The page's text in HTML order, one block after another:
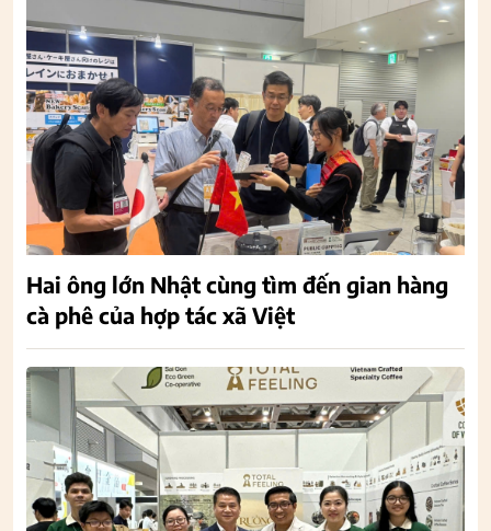
Hai ông lớn Nhật cùng tìm đến gian hàng
cà phê của hợp tác xã Việt